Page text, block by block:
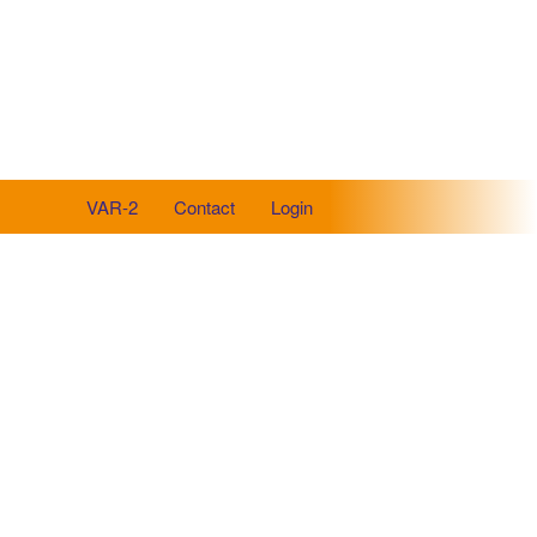
VAR-2 Contact Login